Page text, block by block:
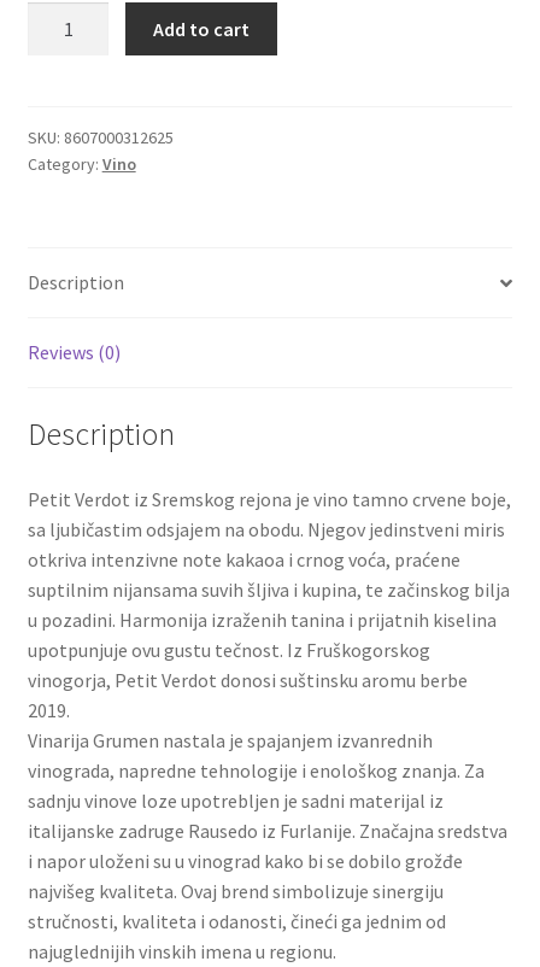
Forgot password
Izdvajamo
101 Ruža
Destilati
Jack Daniel’s
Rakija
Poklon aranzmani izdvajamo
Slatki buketi
Pokloni
Pokloni za 8. mart
Pokloni za Dan zaljubljenih
Pokloni za devojku
Login
Grumen
berba
Add to cart
SKU: 8607000312625
Category: Vino
Description
Reviews (0)
Description
Petit Verdot iz Sremskog rejona je vino tamno crvene boje,
sa ljubičastim odsjajem na obodu. Njegov jedinstveni miris
otkriva intenzivne note kakaoa i crnog voća, praćene
suptilnim nijansama suvih šljiva i kupina, te začinskog bilja
u pozadini. Harmonija izraženih tanina i prijatnih kiselina
upotpunjuje ovu gustu tečnost. Iz Fruškogorskog
vinogorja, Petit Verdot donosi suštinsku aromu berbe
2019.
Vinarija Grumen nastala je spajanjem izvanrednih
vinograda, napredne tehnologije i enološkog znanja. Za
sadnju vinove loze upotrebljen je sadni materijal iz
italijanske zadruge Rausedo iz Furlanije. Značajna sredstva
i napor uloženi su u vinograd kako bi se dobilo grožđe
najvišeg kvaliteta. Ovaj brend simbolizuje sinergiju
stručnosti, kvaliteta i odanosti, čineći ga jednim od
najuglednijih vinskih imena u regionu.